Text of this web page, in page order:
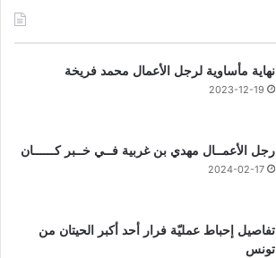
نهاية مأساوية لرجل الأعمال محمد فريخة
2023-12-19
رجل الأعمــال مهدي بن غربية فــي خــبر كــــــان
2024-02-17
تفاصيل إحباط عمليّة فرار أحد أكبر الحيتان من
تونس